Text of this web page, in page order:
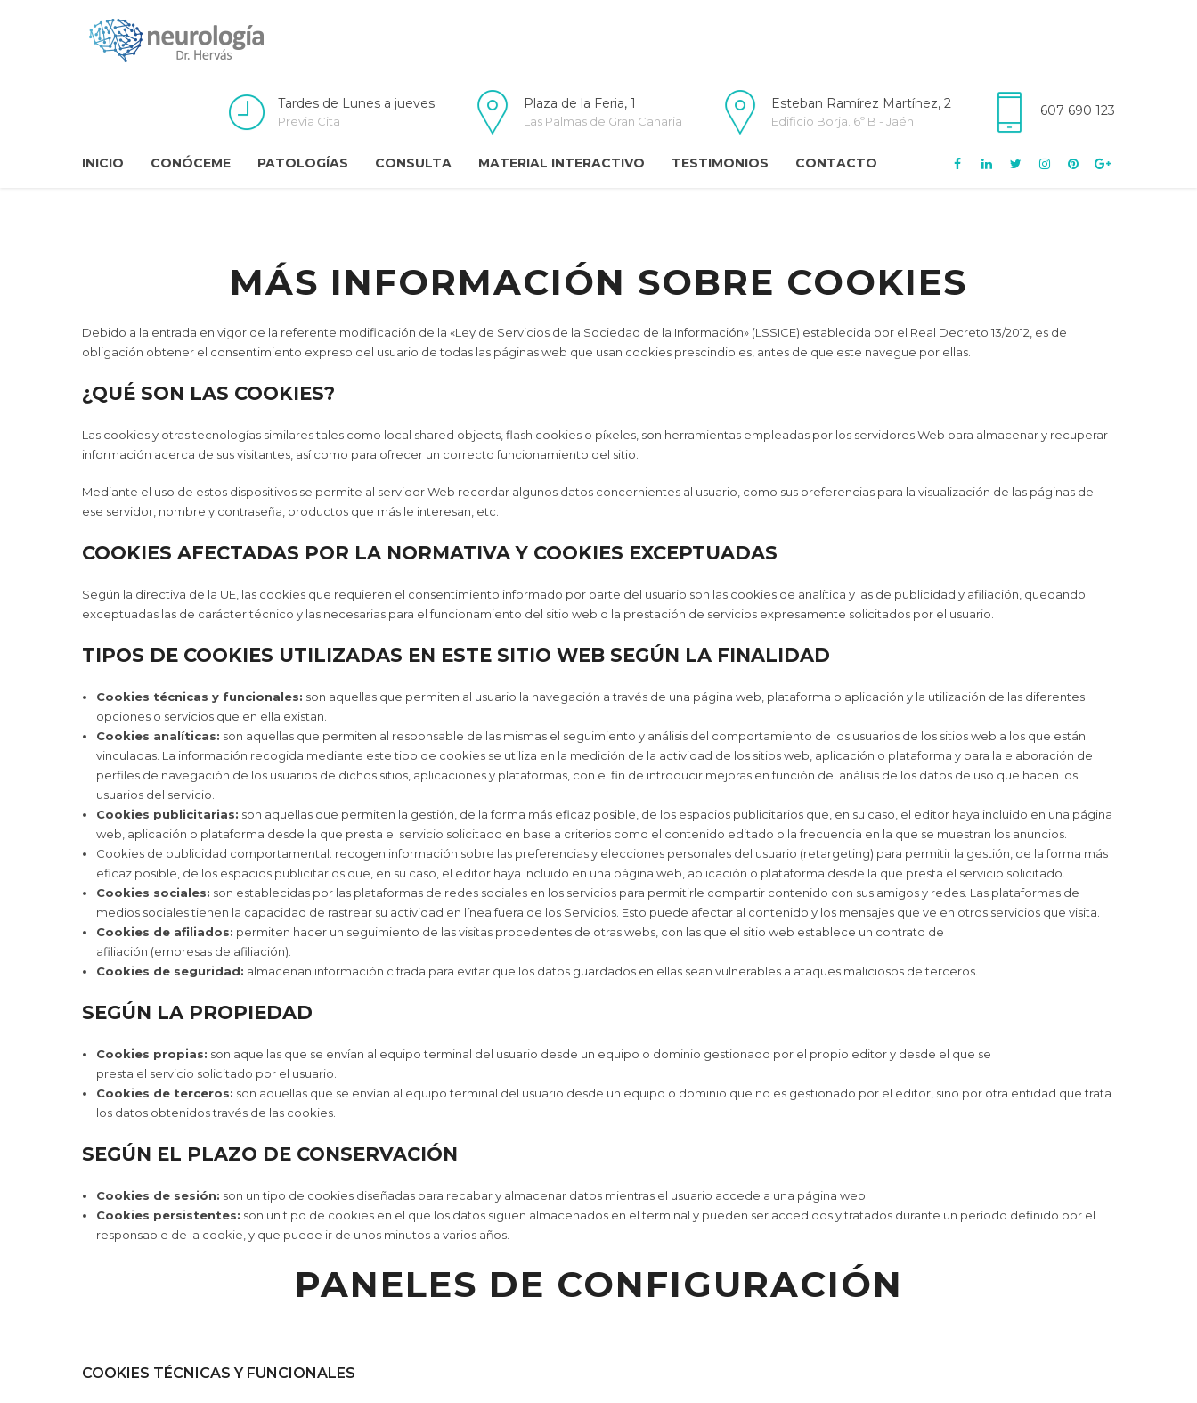
Tardes de Lunes a jueves
Previa Cita
Plaza de la Feria, 1
Las Palmas de Gran Canaria
Esteban Ramírez Martínez, 2
Edificio Borja. 6º B - Jaén
607 690 123
INICIO CONÓCEME PATOLOGÍAS CONSULTA MATERIAL INTERACTIVO TESTIMONIOS CONTACTO
MÁS INFORMACIÓN SOBRE COOKIES
Debido a la entrada en vigor de la referente modificación de la «Ley de Servicios de la Sociedad de la Información» (LSSICE) establecida por el Real Decreto 13/2012, es de
obligación obtener el consentimiento expreso del usuario de todas las páginas web que usan cookies prescindibles, antes de que este navegue por ellas.
¿QUÉ SON LAS COOKIES?
Las cookies y otras tecnologías similares tales como local shared objects, flash cookies o píxeles, son herramientas empleadas por los servidores Web para almacenar y recuperar
información acerca de sus visitantes, así como para ofrecer un correcto funcionamiento del sitio.
Mediante el uso de estos dispositivos se permite al servidor Web recordar algunos datos concernientes al usuario, como sus preferencias para la visualización de las páginas de
ese servidor, nombre y contraseña, productos que más le interesan, etc.
COOKIES AFECTADAS POR LA NORMATIVA Y COOKIES EXCEPTUADAS
Según la directiva de la UE, las cookies que requieren el consentimiento informado por parte del usuario son las cookies de analítica y las de publicidad y afiliación, quedando
exceptuadas las de carácter técnico y las necesarias para el funcionamiento del sitio web o la prestación de servicios expresamente solicitados por el usuario.
TIPOS DE COOKIES UTILIZADAS EN ESTE SITIO WEB SEGÚN LA FINALIDAD
Cookies técnicas y funcionales: son aquellas que permiten al usuario la navegación a través de una página web, plataforma o aplicación y la utilización de las diferentes
opciones o servicios que en ella existan.
Cookies analíticas: son aquellas que permiten al responsable de las mismas el seguimiento y análisis del comportamiento de los usuarios de los sitios web a los que están
vinculadas. La información recogida mediante este tipo de cookies se utiliza en la medición de la actividad de los sitios web, aplicación o plataforma y para la elaboración de
perfiles de navegación de los usuarios de dichos sitios, aplicaciones y plataformas, con el fin de introducir mejoras en función del análisis de los datos de uso que hacen los
usuarios del servicio.
Cookies publicitarias: son aquellas que permiten la gestión, de la forma más eficaz posible, de los espacios publicitarios que, en su caso, el editor haya incluido en una página
web, aplicación o plataforma desde la que presta el servicio solicitado en base a criterios como el contenido editado o la frecuencia en la que se muestran los anuncios.
Cookies de publicidad comportamental: recogen información sobre las preferencias y elecciones personales del usuario (retargeting) para permitir la gestión, de la forma más
eficaz posible, de los espacios publicitarios que, en su caso, el editor haya incluido en una página web, aplicación o plataforma desde la que presta el servicio solicitado.
Cookies sociales: son establecidas por las plataformas de redes sociales en los servicios para permitirle compartir contenido con sus amigos y redes. Las plataformas de
medios sociales tienen la capacidad de rastrear su actividad en línea fuera de los Servicios. Esto puede afectar al contenido y los mensajes que ve en otros servicios que visita.
Cookies de afiliados: permiten hacer un seguimiento de las visitas procedentes de otras webs, con las que el sitio web establece un contrato de
afiliación (empresas de afiliación).
Cookies de seguridad: almacenan información cifrada para evitar que los datos guardados en ellas sean vulnerables a ataques maliciosos de terceros.
SEGÚN LA PROPIEDAD
Cookies propias: son aquellas que se envían al equipo terminal del usuario desde un equipo o dominio gestionado por el propio editor y desde el que se
presta el servicio solicitado por el usuario.
Cookies de terceros: son aquellas que se envían al equipo terminal del usuario desde un equipo o dominio que no es gestionado por el editor, sino por otra entidad que trata
los datos obtenidos través de las cookies.
SEGÚN EL PLAZO DE CONSERVACIÓN
Cookies de sesión: son un tipo de cookies diseñadas para recabar y almacenar datos mientras el usuario accede a una página web.
Cookies persistentes: son un tipo de cookies en el que los datos siguen almacenados en el terminal y pueden ser accedidos y tratados durante un período definido por el
responsable de la cookie, y que puede ir de unos minutos a varios años.
PANELES DE CONFIGURACIÓN
COOKIES TÉCNICAS Y FUNCIONALES